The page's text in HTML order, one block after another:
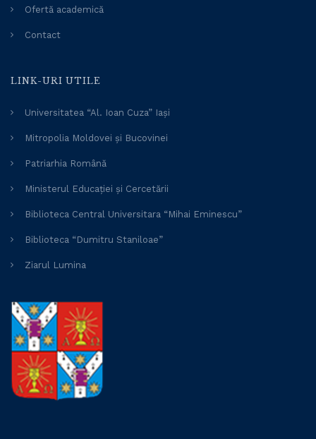
Ofertă academică
Contact
LINK-URI UTILE
Universitatea “Al. Ioan Cuza” Iași
Mitropolia Moldovei și Bucovinei
Patriarhia Română
Ministerul Educației și Cercetării
Biblioteca Central Universitara “Mihai Eminescu”
Biblioteca “Dumitru Staniloae”
Ziarul Lumina